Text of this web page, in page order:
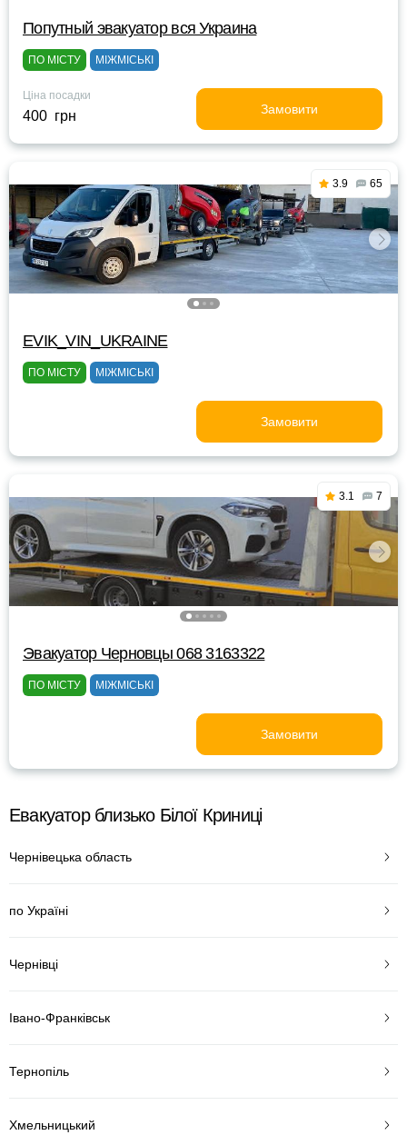
Попутный эвакуатор вся Украина
ПО МІСТУ МІЖМІСЬКІ
Ціна посадки
400 грн Замовити
3.9 65
EVIK_VIN_UKRAINE
ПО МІСТУ МІЖМІСЬКІ
Замовити
3.1 7
Эвакуатор Черновцы 068 3163322
ПО МІСТУ МІЖМІСЬКІ
Замовити
Евакуатор близько Білої Криниці
Чернівецька область
по Україні
Чернівці
Івано-Франківськ
Тернопіль
Хмельницький